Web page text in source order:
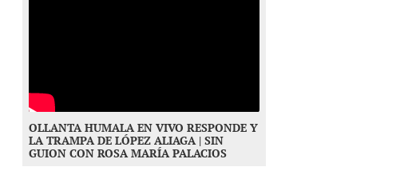
OLLANTA HUMALA EN VIVO RESPONDE Y
LA TRAMPA DE LÓPEZ ALIAGA | SIN
GUION CON ROSA MARÍA PALACIOS